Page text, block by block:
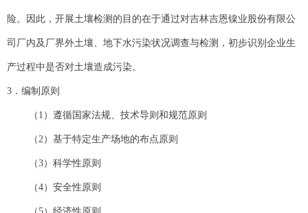
险。因此，开展土壤检测的目的在于通过对吉林吉恩镍业股份有限公
司厂内及厂界外土壤、地下水污染状况调查与检测，初步识别企业生
产过程中是否对土壤造成污染。
3．编制原则
（1）遵循国家法规、技术导则和规范原则
（2）基于特定生产场地的布点原则
（3）科学性原则
（4）安全性原则